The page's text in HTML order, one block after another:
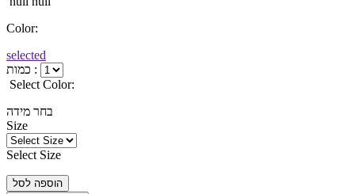
Color:
selected
כמות :
Select Color:
בחר מידה
Size
Select Size
הוספה לסל